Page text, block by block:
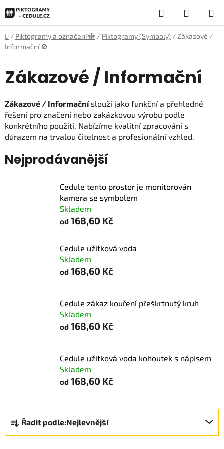
na
obsah
Hledat
KOŠÍK
Domů
/ Piktogramy a označení 🚻 / Piktogramy (Symboly) / Zákazové /
Informační 🚫
Zákazové / Informační
Zákazové / Informačníslouží jako funkční a přehledné
řešení pro značení nebo zakázkovou výrobu podle
konkrétního použití. Nabízíme kvalitní zpracování s
důrazem na trvalou čitelnost a profesionální vzhled.
Nejprodávanější
Cedule tento prostor je monitorován
kamera se symbolem
Skladem
od 168,60 Kč
Cedule užitková voda
Skladem
od 168,60 Kč
Cedule zákaz kouření přeškrtnutý kruh
Skladem
od 168,60 Kč
Cedule užitková voda kohoutek s nápisem
Skladem
od 168,60 Kč
Ř
a
z
Řadit podle:Nejlevnější